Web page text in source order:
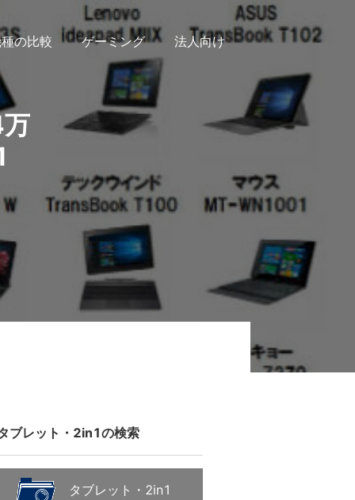
の比較 ゲーミング 法人向け
ブレット・2in1の検索
タブレット・2in1